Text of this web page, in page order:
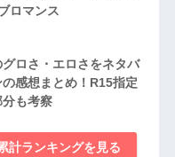
ロマンス
グロさ・エロさをネタバ
感想まとめ！R15指定
も考察
計ランキングを見る